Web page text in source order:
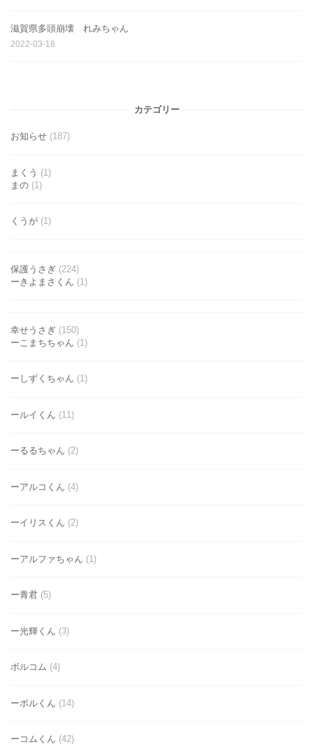
滋賀県多頭崩壊 れみちゃん
2022-03-18
カテゴリー
お知らせ (187)
まくう (1)
まの (1)
くうが (1)
保護うさぎ (224)
ーきよまさくん (1)
幸せうさぎ (150)
ーこまちちゃん (1)
ーしずくちゃん (1)
ールイくん (11)
ーるるちゃん (2)
ーアルコくん (4)
ーイリスくん (2)
ーアルファちゃん (1)
ー青君 (5)
ー光輝くん (3)
ボルコム (4)
ーボルくん (14)
ーコムくん (42)